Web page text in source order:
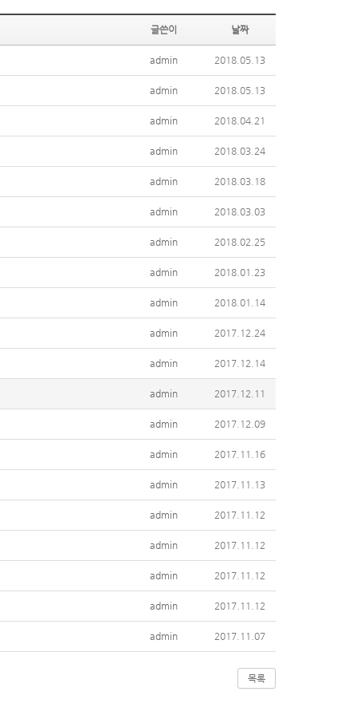
글쓴이 날짜
admin 2018.05.13
admin 2018.05.13
admin 2018.04.21
admin 2018.03.24
admin 2018.03.18
admin 2018.03.03
admin 2018.02.25
admin 2018.01.23
admin 2018.01.14
admin 2017.12.24
admin 2017.12.14
admin 2017.12.11
admin 2017.12.09
admin 2017.11.16
admin 2017.11.13
admin 2017.11.12
admin 2017.11.12
admin 2017.11.12
admin 2017.11.12
admin 2017.11.07
목록